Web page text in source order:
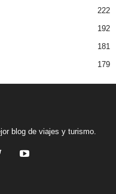
222
192
181
179
blog de viajes y turismo.